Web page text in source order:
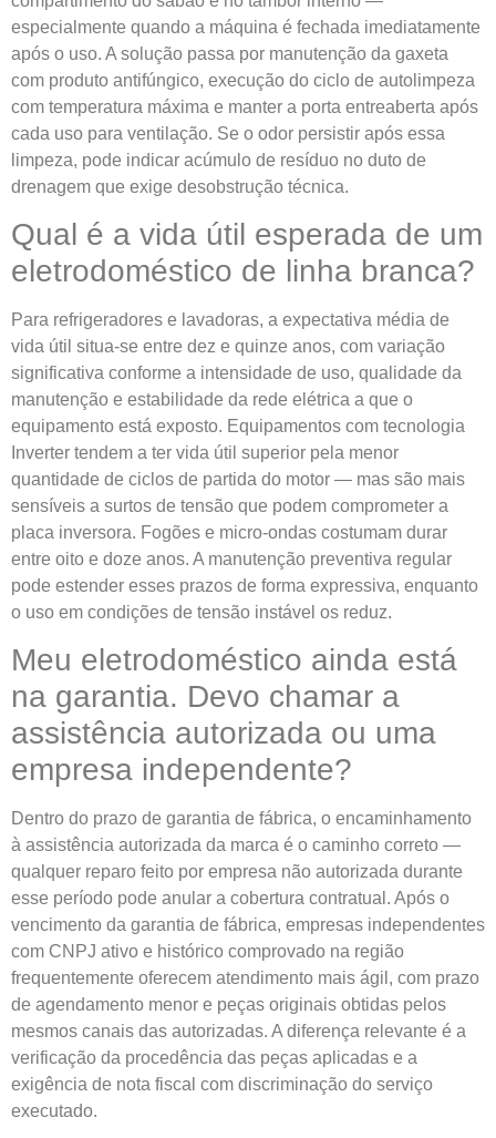
especialmente quando a máquina é fechada imediatamente
após o uso. A solução passa por manutenção da gaxeta
com produto antifúngico, execução do ciclo de autolimpeza
com temperatura máxima e manter a porta entreaberta após
cada uso para ventilação. Se o odor persistir após essa
limpeza, pode indicar acúmulo de resíduo no duto de
drenagem que exige desobstrução técnica.
Qual é a vida útil esperada de um
eletrodoméstico de linha branca?
Para refrigeradores e lavadoras, a expectativa média de
vida útil situa-se entre dez e quinze anos, com variação
significativa conforme a intensidade de uso, qualidade da
manutenção e estabilidade da rede elétrica a que o
equipamento está exposto. Equipamentos com tecnologia
Inverter tendem a ter vida útil superior pela menor
quantidade de ciclos de partida do motor — mas são mais
sensíveis a surtos de tensão que podem comprometer a
placa inversora. Fogões e micro-ondas costumam durar
entre oito e doze anos. A manutenção preventiva regular
pode estender esses prazos de forma expressiva, enquanto
o uso em condições de tensão instável os reduz.
Meu eletrodoméstico ainda está
na garantia. Devo chamar a
assistência autorizada ou uma
empresa independente?
Dentro do prazo de garantia de fábrica, o encaminhamento
à assistência autorizada da marca é o caminho correto —
qualquer reparo feito por empresa não autorizada durante
esse período pode anular a cobertura contratual. Após o
vencimento da garantia de fábrica, empresas independentes
com CNPJ ativo e histórico comprovado na região
frequentemente oferecem atendimento mais ágil, com prazo
de agendamento menor e peças originais obtidas pelos
mesmos canais das autorizadas. A diferença relevante é a
verificação da procedência das peças aplicadas e a
exigência de nota fiscal com discriminação do serviço
executado.